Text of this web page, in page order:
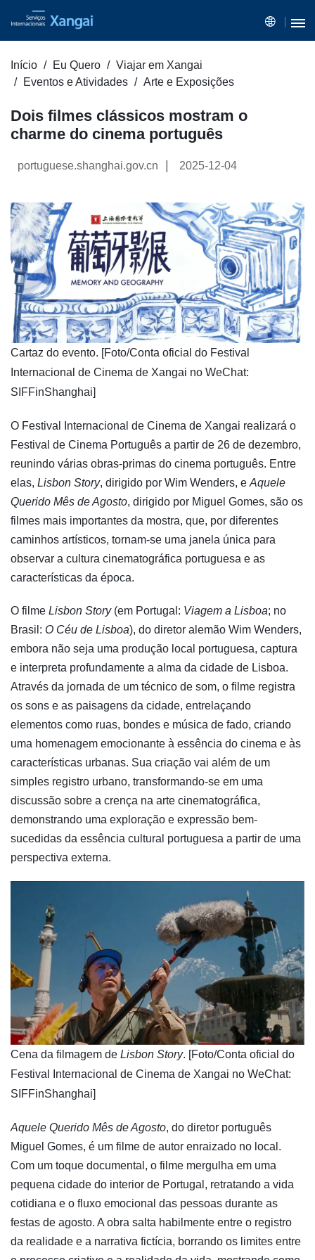
Início Eu Quero
Viajar em Xangai
Eventos e Atividades
Arte e Exposições
Dois filmes clássicos mostram o
charme do cinema português
portuguese.shanghai.gov.cn 2025-12-04
​Cartaz do evento. [Foto/Conta oficial do Festival
Internacional de Cinema de Xangai no WeChat:
SIFFinShanghai]
O Festival Internacional de Cinema de Xangai realizará o
Festival de Cinema Português a partir de 26 de dezembro,
reunindo várias obras-primas do cinema português. Entre
elas, Lisbon Story, dirigido por Wim Wenders, e Aquele
Querido Mês de Agosto, dirigido por Miguel Gomes, são os
filmes mais importantes da mostra, que, por diferentes
caminhos artísticos, tornam-se uma janela única para
observar a cultura cinematográfica portuguesa e as
características da época.
O filme Lisbon Story(em Portugal: Viagem a Lisboa; no
Brasil: O Céu de Lisboa), do diretor alemão Wim Wenders,
embora não seja uma produção local portuguesa, captura
e interpreta profundamente a alma da cidade de Lisboa.
Através da jornada de um técnico de som, o filme registra
os sons e as paisagens da cidade, entrelaçando
elementos como ruas, bondes e música de fado, criando
uma homenagem emocionante à essência do cinema e às
características urbanas. Sua criação vai além de um
simples registro urbano, transformando-se em uma
discussão sobre a crença na arte cinematográfica,
demonstrando uma exploração e expressão bem-
sucedidas da essência cultural portuguesa a partir de uma
perspectiva externa.
​Cena da filmagem de Lisbon Story. [Foto/Conta oficial do
Festival Internacional de Cinema de Xangai no WeChat:
SIFFinShanghai]
Aquele Querido Mês de Agosto, do diretor português
Miguel Gomes, é um filme de autor enraizado no local.
Com um toque documental, o filme mergulha em uma
pequena cidade do interior de Portugal, retratando a vida
cotidiana e o fluxo emocional das pessoas durante as
festas de agosto. A obra salta habilmente entre o registro
da realidade e a narrativa fictícia, borrando os limites entre